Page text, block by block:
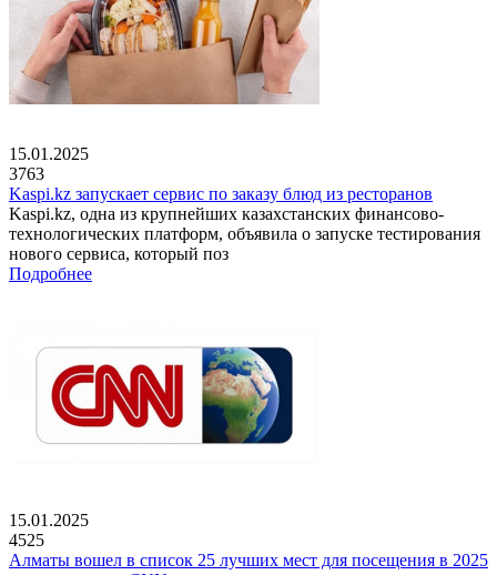
15.01.2025
3763
Kaspi.kz запускает сервис по заказу блюд из ресторанов
Kaspi.kz, одна из крупнейших казахстанских финансово-
технологических платформ, объявила о запуске тестирования
нового сервиса, который поз
Подробнее
15.01.2025
4525
Алматы вошел в список 25 лучших мест для посещения в 2025